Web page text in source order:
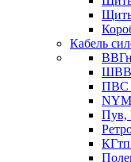
Кабель
ПВС
NYM
Пув,
КГтп